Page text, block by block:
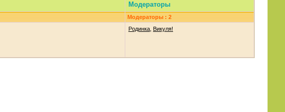
Модераторы
Модераторы : 2
Родинка, Викуля!